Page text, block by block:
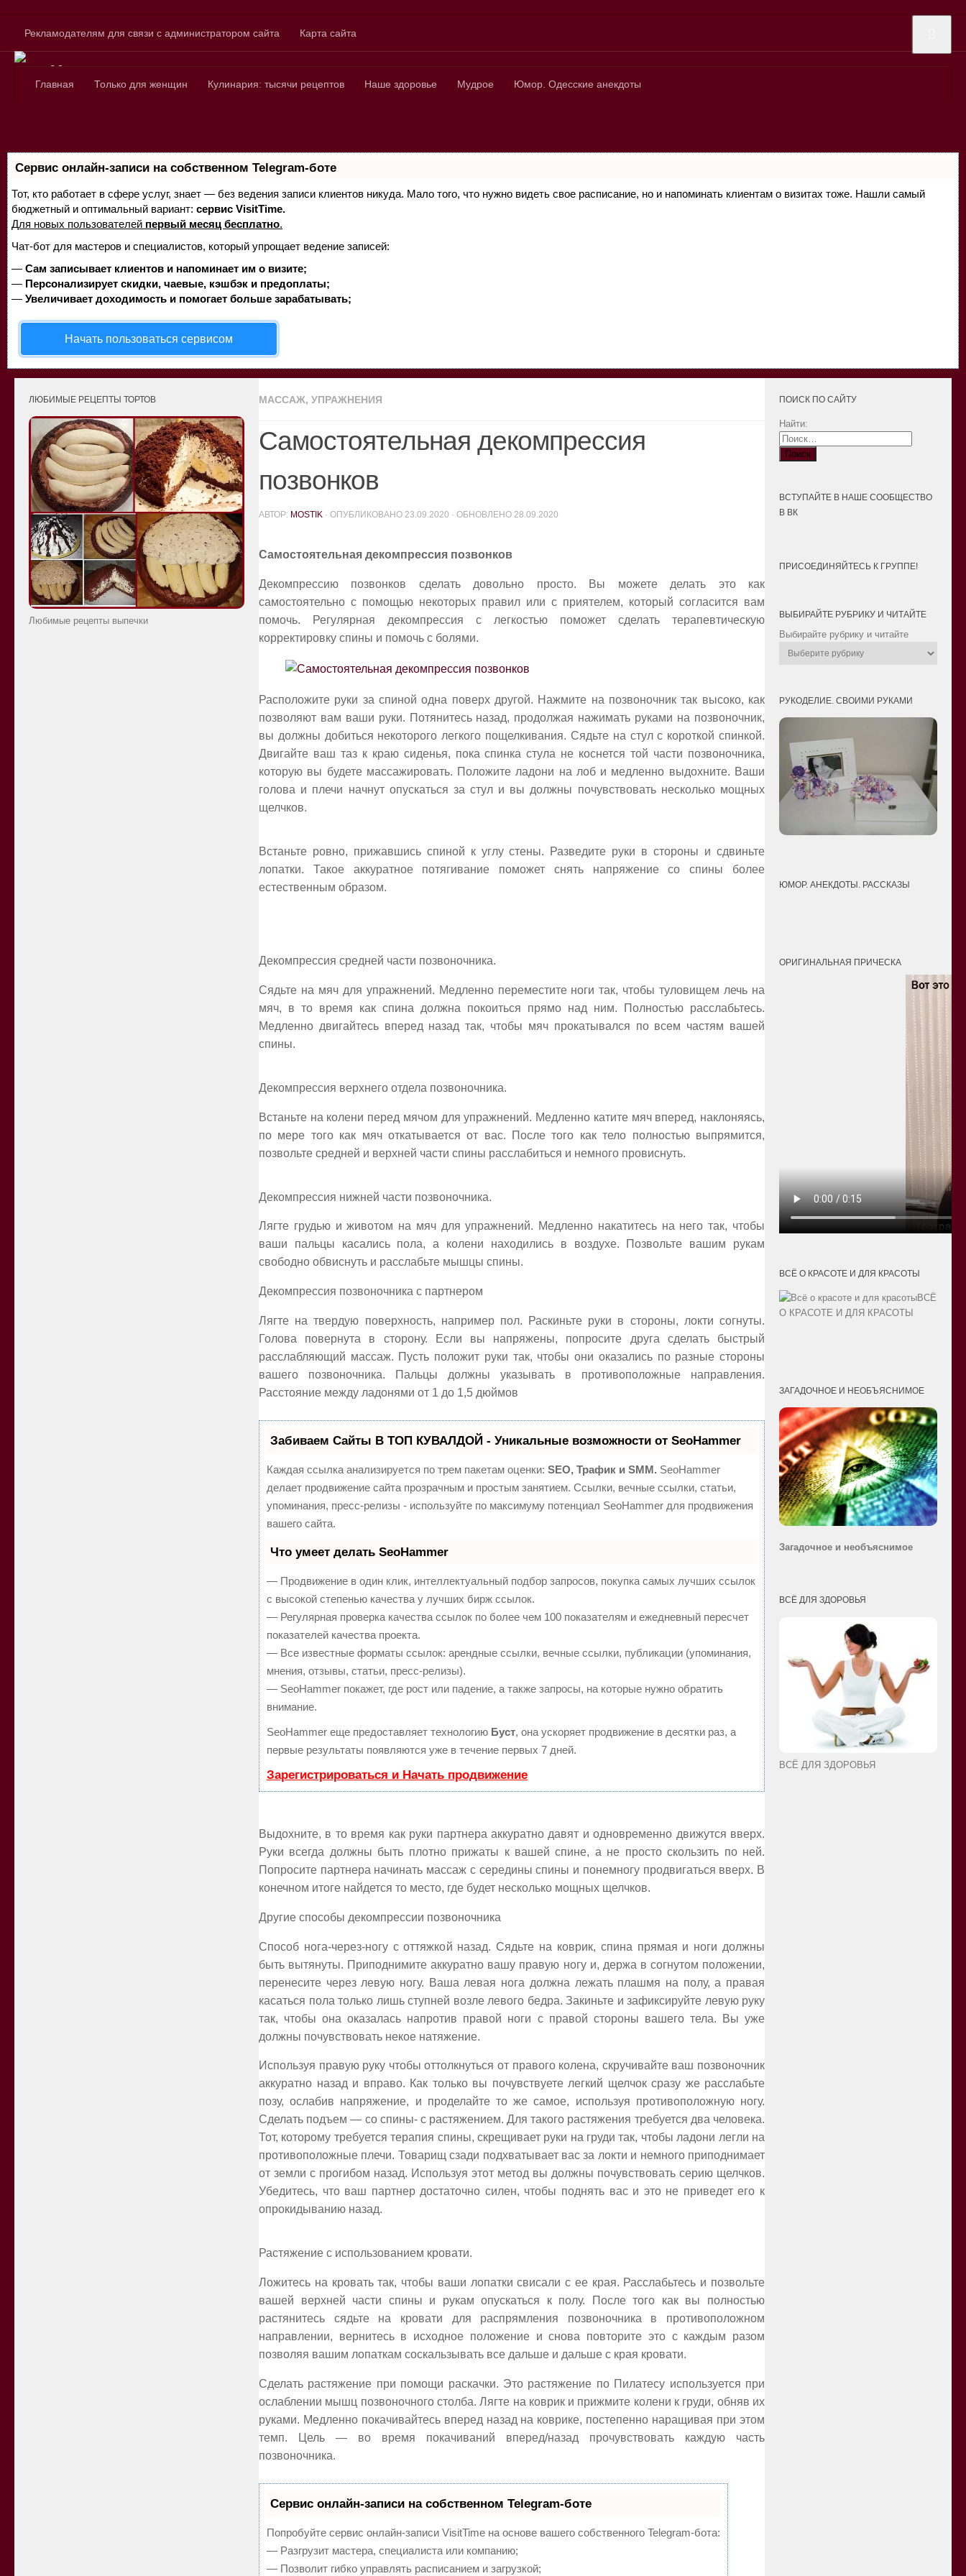
Рекламодателям для связи с администратором сайта Карта сайта
Сайт для любознательных
Главная Только для женщин Кулинария: тысячи рецептов Наше здоровье Мудрое Юмор. Одесские анекдоты
Сервис онлайн-записи на собственном Telegram-боте
Тот, кто работает в сфере услуг, знает — без ведения записи клиентов никуда. Мало того, что нужно видеть свое расписание, но и напоминать клиентам о визитах тоже. Нашли самый
бюджетный и оптимальный вариант: сервис VisitTime.
Для новых пользователей первый месяц бесплатно.
Чат-бот для мастеров и специалистов, который упрощает ведение записей:
— Сам записывает клиентов и напоминает им о визите;
— Персонализирует скидки, чаевые, кэшбэк и предоплаты;
— Увеличивает доходимость и помогает больше зарабатывать;
Начать пользоваться сервисом
МАССАЖ, УПРАЖНЕНИЯ
Самостоятельная декомпрессия
позвонков
АВТОР: MOSTIK · ОПУБЛИКОВАНО 23.09.2020 · ОБНОВЛЕНО 28.09.2020
Самостоятельная декомпрессия позвонков
Декомпрессию позвонков сделать довольно просто. Вы можете делать это как
самостоятельно с помощью некоторых правил или с приятелем, который согласится вам
помочь. Регулярная декомпрессия с легкостью поможет сделать терапевтическую
корректировку спины и помочь с болями.
Расположите руки за спиной одна поверх другой. Нажмите на позвоночник так высоко, как
позволяют вам ваши руки. Потянитесь назад, продолжая нажимать руками на позвоночник,
вы должны добиться некоторого легкого пощелкивания. Сядьте на стул с короткой спинкой.
Двигайте ваш таз к краю сиденья, пока спинка стула не коснется той части позвоночника,
которую вы будете массажировать. Положите ладони на лоб и медленно выдохните. Ваши
голова и плечи начнут опускаться за стул и вы должны почувствовать несколько мощных
щелчков.
Встаньте ровно, прижавшись спиной к углу стены. Разведите руки в стороны и сдвиньте
лопатки. Такое аккуратное потягивание поможет снять напряжение со спины более
естественным образом.
Декомпрессия средней части позвоночника.
Сядьте на мяч для упражнений. Медленно переместите ноги так, чтобы туловищем лечь на
мяч, в то время как спина должна покоиться прямо над ним. Полностью расслабьтесь.
Медленно двигайтесь вперед назад так, чтобы мяч прокатывался по всем частям вашей
спины.
Декомпрессия верхнего отдела позвоночника.
Встаньте на колени перед мячом для упражнений. Медленно катите мяч вперед, наклоняясь,
по мере того как мяч откатывается от вас. После того как тело полностью выпрямится,
позвольте средней и верхней части спины расслабиться и немного провиснуть.
Декомпрессия нижней части позвоночника.
Лягте грудью и животом на мяч для упражнений. Медленно накатитесь на него так, чтобы
ваши пальцы касались пола, а колени находились в воздухе. Позвольте вашим рукам
свободно обвиснуть и расслабьте мышцы спины.
Декомпрессия позвоночника с партнером
Лягте на твердую поверхность, например пол. Раскиньте руки в стороны, локти согнуты.
Голова повернута в сторону. Если вы напряжены, попросите друга сделать быстрый
расслабляющий массаж. Пусть положит руки так, чтобы они оказались по разные стороны
вашего позвоночника. Пальцы должны указывать в противоположные направления.
Расстояние между ладонями от 1 до 1,5 дюймов
Забиваем Сайты В ТОП КУВАЛДОЙ - Уникальные возможности от SeoHammer
Каждая ссылка анализируется по трем пакетам оценки: SEO, Трафик и SMM. SeoHammer
делает продвижение сайта прозрачным и простым занятием. Ссылки, вечные ссылки, статьи,
упоминания, пресс-релизы - используйте по максимуму потенциал SeoHammer для продвижения
вашего сайта.
Что умеет делать SeoHammer
— Продвижение в один клик, интеллектуальный подбор запросов, покупка самых лучших ссылок
с высокой степенью качества у лучших бирж ссылок.
— Регулярная проверка качества ссылок по более чем 100 показателям и ежедневный пересчет
показателей качества проекта.
— Все известные форматы ссылок: арендные ссылки, вечные ссылки, публикации (упоминания,
мнения, отзывы, статьи, пресс-релизы).
— SeoHammer покажет, где рост или падение, а также запросы, на которые нужно обратить
внимание.
SeoHammer еще предоставляет технологию Буст, она ускоряет продвижение в десятки раз, а
первые результаты появляются уже в течение первых 7 дней.
Зарегистрироваться и Начать продвижение
Выдохните, в то время как руки партнера аккуратно давят и одновременно движутся вверх.
Руки всегда должны быть плотно прижаты к вашей спине, а не просто скользить по ней.
Попросите партнера начинать массаж с середины спины и понемногу продвигаться вверх. В
конечном итоге найдется то место, где будет несколько мощных щелчков.
Другие способы декомпрессии позвоночника
Способ нога-через-ногу с оттяжкой назад. Сядьте на коврик, спина прямая и ноги должны
быть вытянуты. Приподнимите аккуратно вашу правую ногу и, держа в согнутом положении,
перенесите через левую ногу. Ваша левая нога должна лежать плашмя на полу, а правая
касаться пола только лишь ступней возле левого бедра. Закиньте и зафиксируйте левую руку
так, чтобы она оказалась напротив правой ноги с правой стороны вашего тела. Вы уже
должны почувствовать некое натяжение.
Используя правую руку чтобы оттолкнуться от правого колена, скручивайте ваш позвоночник
аккуратно назад и вправо. Как только вы почувствуете легкий щелчок сразу же расслабьте
позу, ослабив напряжение, и проделайте то же самое, используя противоположную ногу.
Сделать подъем — со спины- с растяжением. Для такого растяжения требуется два человека.
Тот, которому требуется терапия спины, скрещивает руки на груди так, чтобы ладони легли на
противоположные плечи. Товарищ сзади подхватывает вас за локти и немного приподнимает
от земли с прогибом назад. Используя этот метод вы должны почувствовать серию щелчков.
Убедитесь, что ваш партнер достаточно силен, чтобы поднять вас и это не приведет его к
опрокидыванию назад.
Растяжение с использованием кровати.
Ложитесь на кровать так, чтобы ваши лопатки свисали с ее края. Расслабьтесь и позвольте
вашей верхней части спины и рукам опускаться к полу. После того как вы полностью
растянитесь сядьте на кровати для распрямления позвоночника в противоположном
направлении, вернитесь в исходное положение и снова повторите это с каждым разом
позволяя вашим лопаткам соскальзывать все дальше и дальше с края кровати.
Сделать растяжение при помощи раскачки. Это растяжение по Пилатесу используется при
ослаблении мышц позвоночного столба. Лягте на коврик и прижмите колени к груди, обняв их
руками. Медленно покачивайтесь вперед назад на коврике, постепенно наращивая при этом
темп. Цель — во время покачиваний вперед/назад прочувствовать каждую часть
позвоночника.
Сервис онлайн-записи на собственном Telegram-боте
Попробуйте сервис онлайн-записи VisitTime на основе вашего собственного Telegram-бота:
— Разгрузит мастера, специалиста или компанию;
— Позволит гибко управлять расписанием и загрузкой;
ЛЮБИМЫЕ РЕЦЕПТЫ ТОРТОВ
Любимые рецепты выпечки
ПОИСК ПО САЙТУ
Найти:
ВСТУПАЙТЕ В НАШЕ СООБЩЕСТВО
В ВК
ПРИСОЕДИНЯЙТЕСЬ К ГРУППЕ!
ВЫБИРАЙТЕ РУБРИКУ И ЧИТАЙТЕ
Выбирайте рубрику и читайте
РУКОДЕЛИЕ. СВОИМИ РУКАМИ
ЮМОР. АНЕКДОТЫ. РАССКАЗЫ
ОРИГИНАЛЬНАЯ ПРИЧЕСКА
ВСЁ О КРАСОТЕ И ДЛЯ КРАСОТЫ
ВСЁ
О КРАСОТЕ И ДЛЯ КРАСОТЫ
ЗАГАДОЧНОЕ И НЕОБЪЯСНИМОЕ
Загадочное и необъяснимое
ВСЁ ДЛЯ ЗДОРОВЬЯ
ВСЁ ДЛЯ ЗДОРОВЬЯ